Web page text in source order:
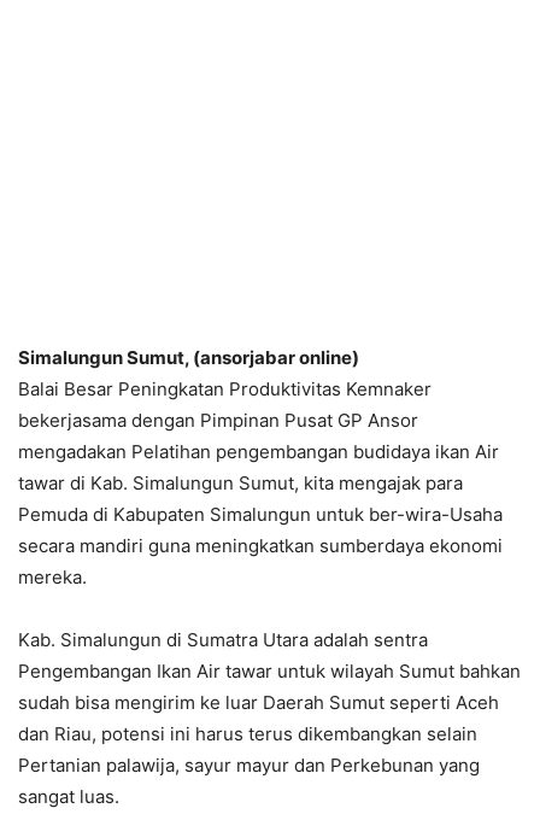
Simalungun Sumut, (ansorjabar online)
Balai Besar Peningkatan Produktivitas Kemnaker
bekerjasama dengan Pimpinan Pusat GP Ansor
mengadakan Pelatihan pengembangan budidaya ikan Air
tawar di Kab. Simalungun Sumut, kita mengajak para
Pemuda di Kabupaten Simalungun untuk ber-wira-Usaha
secara mandiri guna meningkatkan sumberdaya ekonomi
mereka.
Kab. Simalungun di Sumatra Utara adalah sentra
Pengembangan Ikan Air tawar untuk wilayah Sumut bahkan
sudah bisa mengirim ke luar Daerah Sumut seperti Aceh
dan Riau, potensi ini harus terus dikembangkan selain
Pertanian palawija, sayur mayur dan Perkebunan yang
sangat luas.